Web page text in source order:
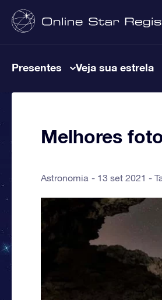
Presentes Veja sua estrela
Melhores
Astronomia 13 set 2021 -